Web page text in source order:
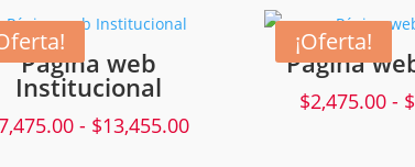
Página web
Institucional
- $13,455.00Rango
¡Oferta!
Página
$2,475.00 - $